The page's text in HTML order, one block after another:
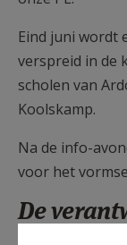
Eind juni wordt
verspreid in de
scholen van
Koolskamp.
Na de info-
voor het
De